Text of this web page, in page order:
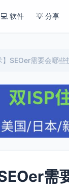
💻 软件 💡 分享
】SEOer需要会哪些
需